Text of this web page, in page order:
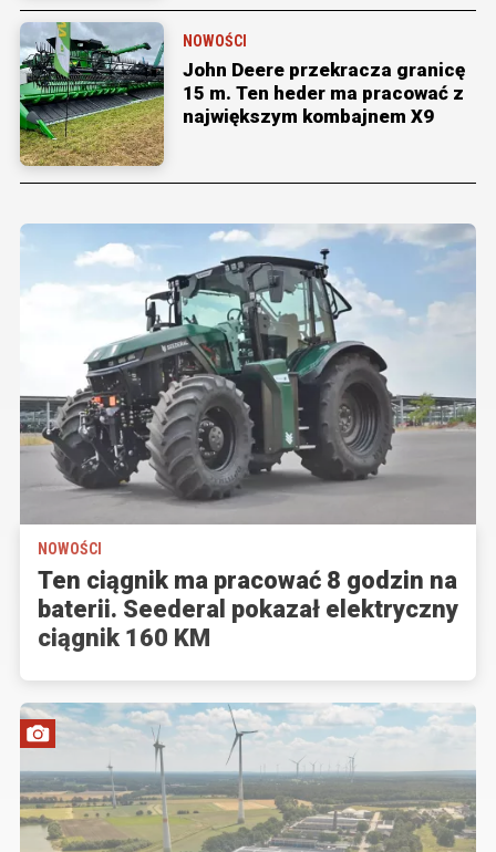
NOWOŚCI
John Deere przekracza granicę
15 m. Ten heder ma pracować z
największym kombajnem X9
NOWOŚCI
Ten ciągnik ma pracować 8 godzin na
baterii. Seederal pokazał elektryczny
ciągnik 160 KM